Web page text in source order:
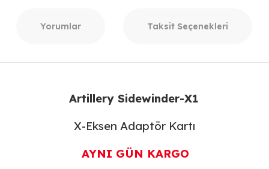
Yorumlar Taksit Seçenekleri
Artillery Sidewinder-X1
X-Eksen Adaptör Kartı
AYNI GÜN KARGO